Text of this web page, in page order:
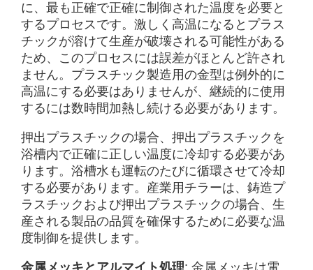
に、最も正確で正確に制御された温度を必要と
するプロセスです。激しく高温になるとプラス
チックが溶けて生産が破壊される可能性がある
ため、このプロセスには誤差がほとんど許され
ません。プラスチック製造用の金型は例外的に
高温にする必要はありませんが、継続的に使用
するには数時間加熱し続ける必要があります。
押出プラスチックの場合、押出プラスチックを
浴槽内で正確に正しい温度に冷却する必要があ
ります。浴槽水も運転のたびに循環させて冷却
する必要があります。産業用チラーは、鋳造プ
ラスチックおよび押出プラスチックの場合、生
産される製品の品質を確保するために必要な温
度制御を提供します。